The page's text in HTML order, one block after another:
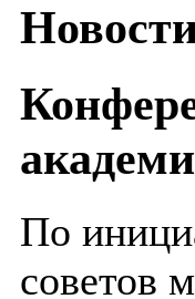
По
cоветов